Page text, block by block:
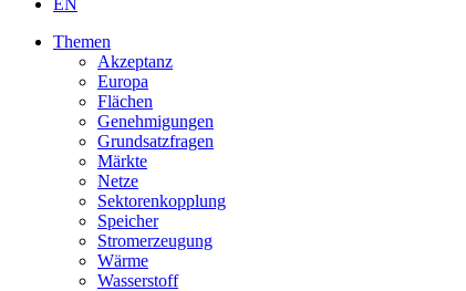
EN
Themen
Akzeptanz
Europa
Flächen
Genehmigungen
Grundsatzfragen
Märkte
Netze
Sektorenkopplung
Speicher
Stromerzeugung
Wärme
Wasserstoff